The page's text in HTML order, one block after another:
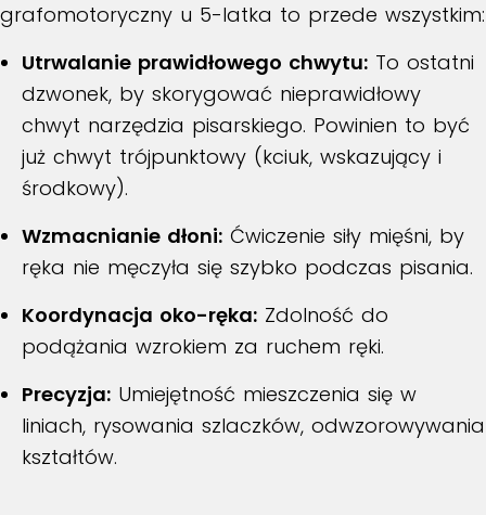
grafomotoryczny u 5-latka to przede wszystkim:
Utrwalanie prawidłowego chwytu: To ostatni
dzwonek, by skorygować nieprawidłowy
chwyt narzędzia pisarskiego. Powinien to być
już chwyt trójpunktowy (kciuk, wskazujący i
środkowy).
Wzmacnianie dłoni: Ćwiczenie siły mięśni, by
ręka nie męczyła się szybko podczas pisania.
Koordynacja oko-ręka: Zdolność do
podążania wzrokiem za ruchem ręki.
Precyzja: Umiejętność mieszczenia się w
liniach, rysowania szlaczków, odwzorowywania
kształtów.